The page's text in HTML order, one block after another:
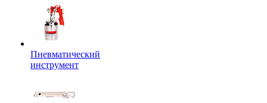
Пневматический
инструмент